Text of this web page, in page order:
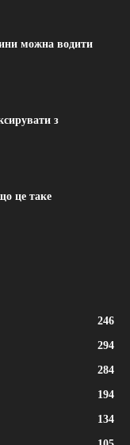
можна водити
з
це таке
246
294
284
194
134